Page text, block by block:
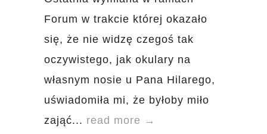
Forum w trakcie której okazało
się, że nie widzę czegoś tak
oczywistego, jak okulary na
własnym nosie u Pana Hilarego,
uświadomiła mi, że byłoby miło
zająć... read more →